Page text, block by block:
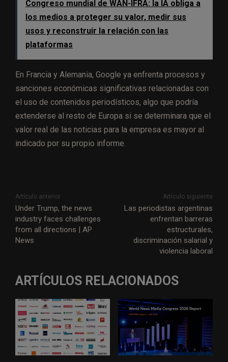
Congreso mundial de WAN-IFRA: la IA obliga a
los medios a proteger su valor, medir sus
usos y reconstruir la relación con las
plataformas
En Francia y Alemania, Google ya enfrenta procesos y
sanciones económicas significativas relacionadas con
el uso de contenidos periodísticos, algo que podría
extenderse al resto de Europa si se determinara que el
valor real de las noticias para la empresa es mayor al
indicado por su propio informe.
Artículo anterior
Under Trump, the news
industry faces challenges
from all directions | AP
News
Artículo siguiente
Las periodistas argentinas
enfrentan barreras
estructurales,
discriminación salarial y
violencia laboral
ARTÍCULOS RELACIONADOS